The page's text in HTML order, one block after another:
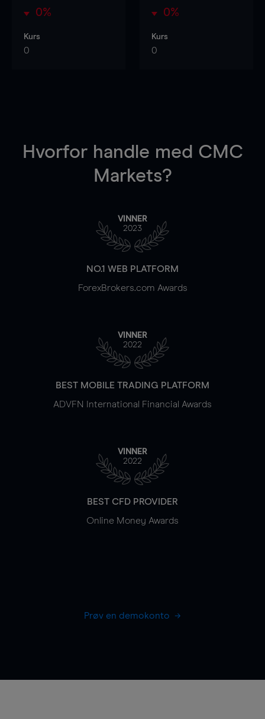
0%
Kurs
0
0%
Kurs
0
Hvorfor handle med CMC
Markets?
VINNER
2023
NO.1 WEB PLATFORM
ForexBrokers.com Awards
VINNER
2022
BEST MOBILE TRADING PLATFORM
ADVFN International Financial Awards
VINNER
2022
BEST CFD PROVIDER
Online Money Awards
Prøv en demokonto